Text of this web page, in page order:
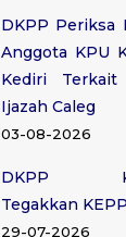
DKPP Periksa
Anggota KPU
Kediri
Ijazah Caleg
03-08-2026
DKPP
Tegakkan KEPP
29-07-2026